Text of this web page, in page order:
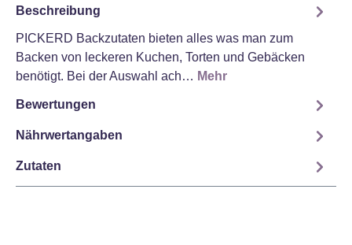
Beschreibung
PICKERD Backzutaten bieten alles was man zum
Backen von leckeren Kuchen, Torten und Gebäcken
benötigt. Bei der Auswahl ach… Mehr
Bewertungen
Nährwertangaben
Zutaten